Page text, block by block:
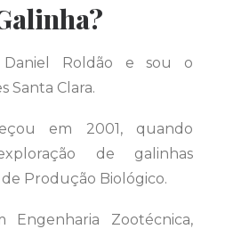
Roldão e sou o
Santa Clara.
em 2001, quando
de galinhas
Produção Biológico.
Engenharia Zootécnica,